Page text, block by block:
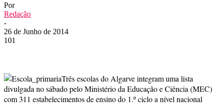
Por
Redação
-
26 de Junho de 2014
101
Três escolas do Algarve integram uma lista
divulgada no sábado pelo Ministério da Educação e Ciência (MEC)
com 311 estabelecimentos de ensino do 1.º ciclo a nível nacional